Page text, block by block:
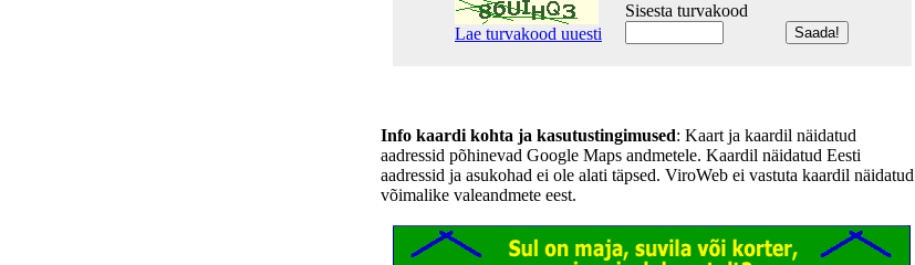
Lae turvakood uuesti
Sisesta turvakood
Info kaardi kohta ja kasutustingimused: Kaart ja kaardil näidatud
aadressid põhinevad Google Maps andmetele. Kaardil näidatud Eesti
aadressid ja asukohad ei ole alati täpsed. ViroWeb ei vastuta kaardil näidatud
võimalike valeandmete eest.